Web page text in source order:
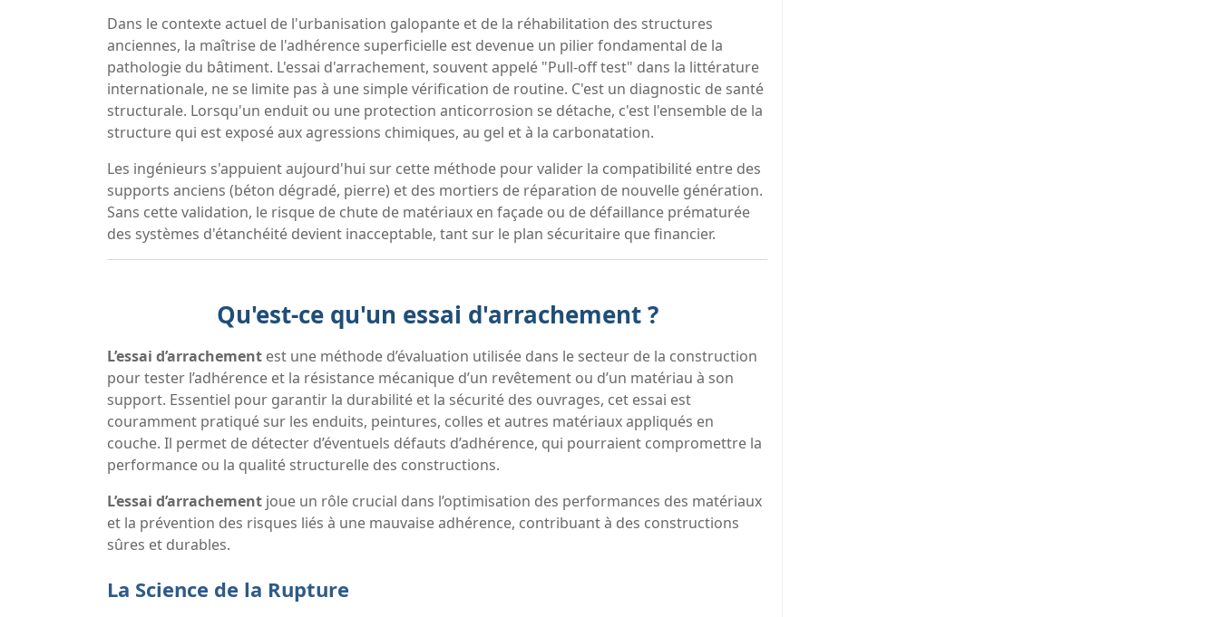
Dans le contexte actuel de l'urbanisation galopante et de la réhabilitation des structures
anciennes, la maîtrise de l'adhérence superficielle est devenue un pilier fondamental de la
pathologie du bâtiment. L'essai d'arrachement, souvent appelé "Pull-off test" dans la littérature
internationale, ne se limite pas à une simple vérification de routine. C'est un diagnostic de santé
structurale. Lorsqu'un enduit ou une protection anticorrosion se détache, c'est l'ensemble de la
structure qui est exposé aux agressions chimiques, au gel et à la carbonatation.
Les ingénieurs s'appuient aujourd'hui sur cette méthode pour valider la compatibilité entre des
supports anciens (béton dégradé, pierre) et des mortiers de réparation de nouvelle génération.
Sans cette validation, le risque de chute de matériaux en façade ou de défaillance prématurée
des systèmes d'étanchéité devient inacceptable, tant sur le plan sécuritaire que financier.
Qu'est-ce qu'un essai d'arrachement ?
L’essai d’arrachement est une méthode d’évaluation utilisée dans le secteur de la construction
pour tester l’adhérence et la résistance mécanique d’un revêtement ou d’un matériau à son
support. Essentiel pour garantir la durabilité et la sécurité des ouvrages, cet essai est
couramment pratiqué sur les enduits, peintures, colles et autres matériaux appliqués en
couche. Il permet de détecter d’éventuels défauts d’adhérence, qui pourraient compromettre la
performance ou la qualité structurelle des constructions.
L’essai d’arrachement joue un rôle crucial dans l’optimisation des performances des matériaux
et la prévention des risques liés à une mauvaise adhérence, contribuant à des constructions
sûres et durables.
La Science de la Rupture